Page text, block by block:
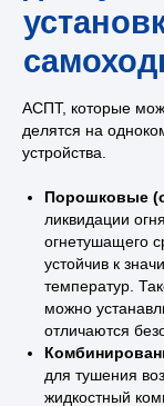
АСПТ, которые
делятся на
устройства.
Порошковые
ликвидации
огнетушащего
устойчив к
температур.
можно
отличаются
для тушения
жидкостный
регулярное